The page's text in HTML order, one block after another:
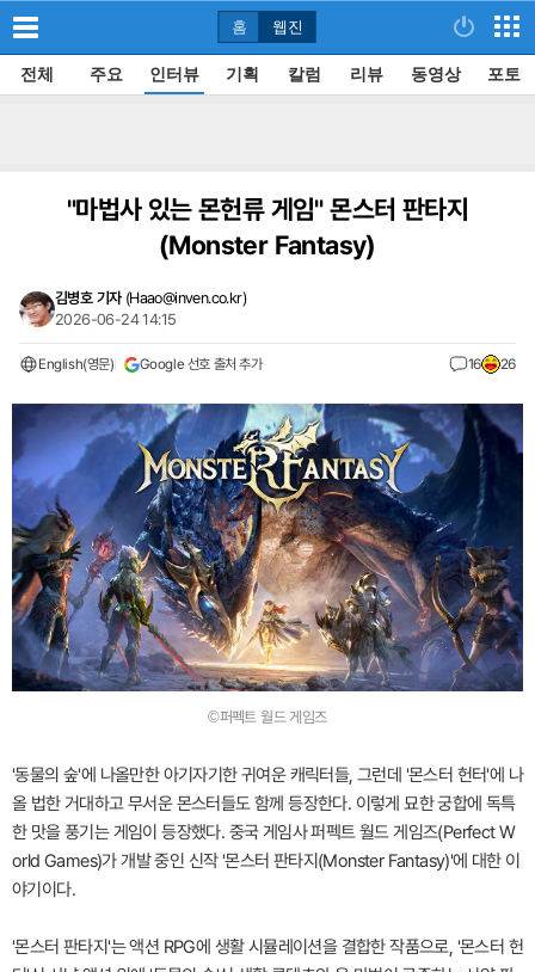
홈 웹진
전체 주요 인터뷰 기획 칼럼 리뷰 동영상 포토
"마법사 있는 몬헌류 게임" 몬스터 판타지
(Monster Fantasy)
김병호 기자 (Haao@inven.co.kr)
2026-06-24 14:15
English(영문) Google 선호 출처 추가 16 26
©퍼펙트 월드 게임즈
'동물의 숲'에 나올만한 아기자기한 귀여운 캐릭터들, 그런데 '몬스터 헌터'에 나
올 법한 거대하고 무서운 몬스터들도 함께 등장한다. 이렇게 묘한 궁합에 독특
한 맛을 풍기는 게임이 등장했다. 중국 게임사 퍼펙트 월드 게임즈(Perfect W
orld Games)가 개발 중인 신작 '몬스터 판타지(Monster Fantasy)'에 대한 이
야기이다.
'몬스터 판타지'는 액션 RPG에 생활 시뮬레이션을 결합한 작품으로, '몬스터 헌